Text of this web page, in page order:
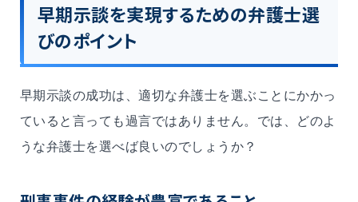
早期示談を実現するための弁護士選
びのポイント
早期示談の成功は、適切な弁護士を選ぶことにかかっ
ていると言っても過言ではありません。では、どのよ
うな弁護士を選べば良いのでしょうか？